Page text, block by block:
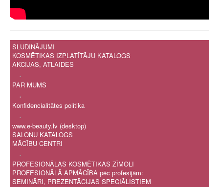
SLUDINĀJUMI
KOSMĒTIKAS IZPLATĪTĀJU KATALOGS
AKCIJAS, ATLAIDES
.
PAR MUMS
.
Konfidencialitātes politika
.
www.e-beauty.lv (desktop)
SALONU KATALOGS
MĀCĪBU CENTRI
.
PROFESIONĀLAS KOSMĒTIKAS ZĪMOLI
PROFESIONĀLĀ APMĀCĪBA pēc profesijām:
SEMINĀRI, PREZENTĀCIJAS SPECIĀLISTIEM